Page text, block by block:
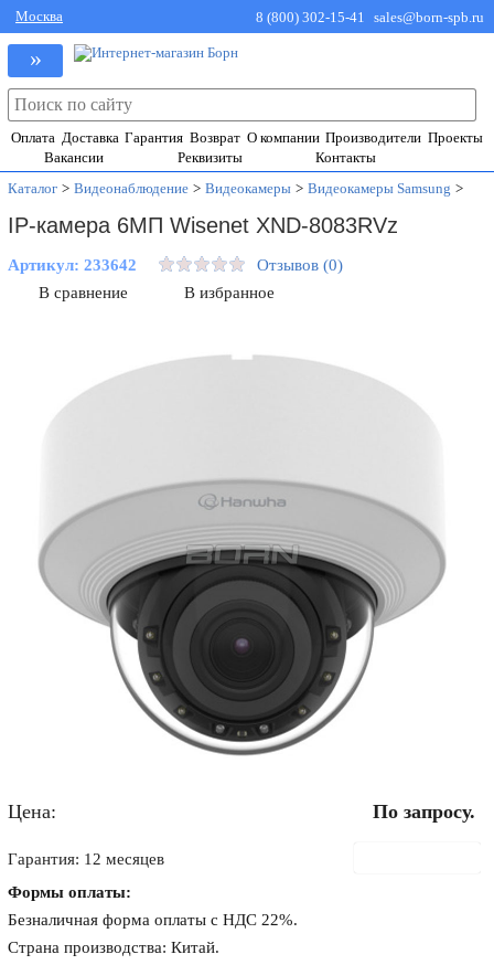
Москва 8 (800) 302-15-41 sales@born-spb.ru
»
Оплата Доставка Гарантия Возврат О компании Производители Проекты
Вакансии
Реквизиты
Контакты
Каталог > Видеонаблюдение > Видеокамеры > Видеокамеры Samsung >
IP-камера 6МП Wisenet XND-8083RVz
Артикул:233642
Отзывов (0)
В сравнение
В избранное
Цена: По запросу.
Гарантия: 12 месяцев
Формы оплаты:
Безналичная форма оплаты с НДС 22%.
Страна производства: Китай.